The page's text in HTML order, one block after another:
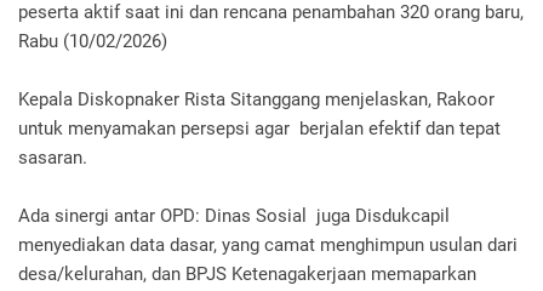
peserta aktif saat ini dan rencana penambahan 320 orang baru,
Rabu (10/02/2026)
Kepala Diskopnaker Rista Sitanggang menjelaskan, Rakoor
untuk menyamakan persepsi agar berjalan efektif dan tepat
sasaran.
Ada sinergi antar OPD: Dinas Sosial juga Disdukcapil
menyediakan data dasar, yang camat menghimpun usulan dari
desa/kelurahan, dan BPJS Ketenagakerjaan memaparkan